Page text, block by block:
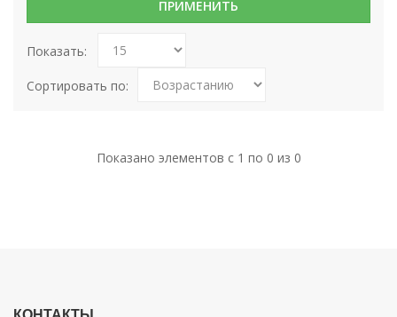
Показать:
Сортировать по:
Показано элементов с 1 по 0 из 0